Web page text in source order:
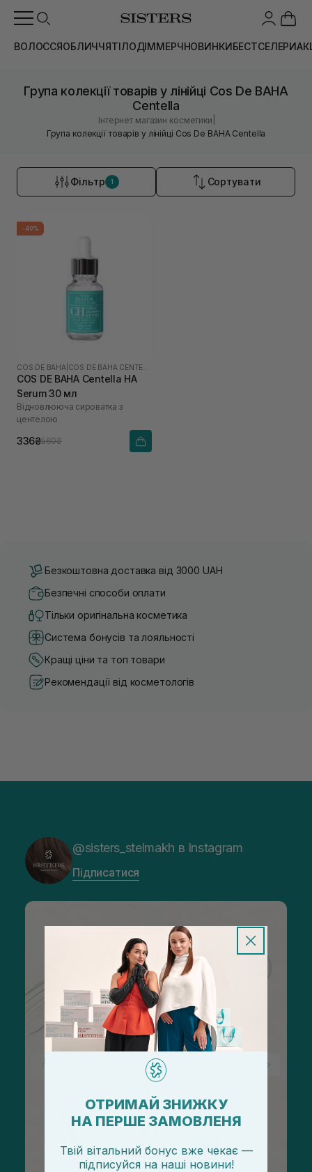
ВОЛОССЯОБЛИЧЧЯТІЛОДІММЕРЧНОВИНКИБЕСТСЕЛЕРИ
Група колекції товарів у лінійці Cos De BAHA
Centella
Інтернет магазин косметики
Група колекції товарів у лінійці Cos De BAHA Centella
Фільтр 1 Сортувати
-40%
COS DE BAHA
COS DE BAHA Centella HA
Serum 30 мл
Відновлююча сироватка з
центелою
336₴560₴
Безкоштовна доставка від 3000 UAH
Безпечні способи оплати
Тільки оригінальна косметика
Система бонусів та лояльності
Кращі ціни та топ товари
Рекомендації від косметологів
@sisters_stelmakh в Instagram
Підписатися
ОТРИМАЙ ЗНИЖКУ
НА ПЕРШЕ ЗАМОВЛЕНЯ
Твій вітальний бонус вже чекає —
підписуйся на наші новини!